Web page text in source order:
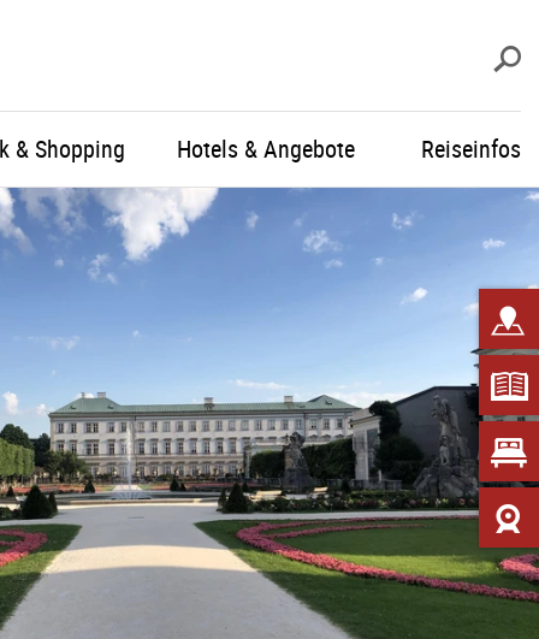
& Shopping Hotels & Angebote Reiseinfos